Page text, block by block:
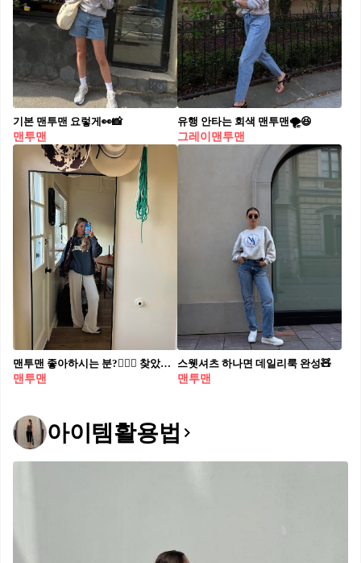
기본 맨투맨 요렇게👀📸
맨투맨
유행 안타는 회색 맨투맨🌪😆
그레이맨투맨
맨투맨 좋아하시는 분?🙋🏻‍♀️ 찾았다, 오늘도 편하게 입을 맨투맨👀🔍참고해 보세요 편안하게 입기 좋은 그래픽 맨투맨 3가지를 소개합니다. 1. 아다놀라 비시티 오버사이즈 스웻셔츠, 10만 원대 비시티 스웻 셔츠는 여유로운 오버사이즈 실루엣과 가벼운 코튼 소재로 간절기에 착용하기 좋습니다. 이 스웻 셔츠에 바이커 쇼츠를 매치하면 애슬레저 룩을, 트레이닝 팬츠를 매치하면 캐주얼한 원마일웨어 스타일을 완성할 수 있습니다. 2. 원액티브 파운데이션 오버사이즈 스웻셔츠, 8만 원대 멜란지 색상의 원액티브 스웻 셔츠는 앞뒷면에 새겨진 그래픽 특징과 편안함을 위해 소매 부분에 늘어남 방지를 위한 시보리 처리가 되어 있는 게 특징입니다. 트레이닝 팬츠와 운동화와 매치하면 자연스러운 꾸안꾸 룩을 완성할 수 있습니다. 3. 스포티 앤 리치 아이 러브 뉴욕 크루넥, 28만 원대 하트 모양 프린트와 타이포 그래픽이 돋보이는 스포티 앤 리치 스웻 셔츠는 부드러운 코튼 소재로 포멀한 느낌을 주는 제품입니다. 조거 팬츠와 유니크한 카모 패턴이 들어간 스냅백을 매치하면 힙한 스트릿 룩을 완성할 수 있습니다.
맨투맨
스웻셔츠 하나면 데일리룩 완성🧸
맨투맨
아이템활용법